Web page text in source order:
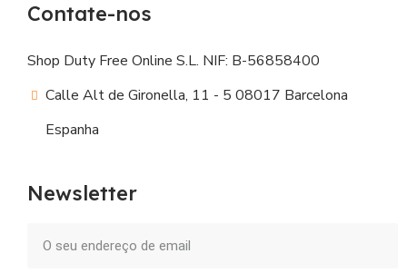
Contate-nos
Shop Duty Free Online S.L. NIF: B-56858400
Calle Alt de Gironella, 11 - 5 08017 Barcelona
Espanha
Newsletter